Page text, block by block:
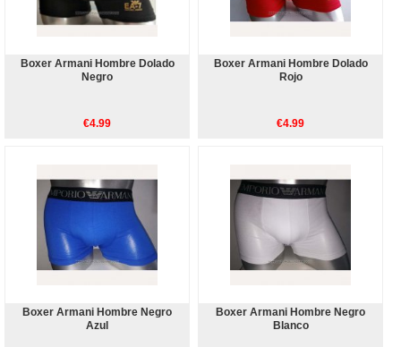
Boxer Armani Hombre Dolado
Negro
€4.99
Boxer Armani Hombre Dolado
Rojo
€4.99
Boxer Armani Hombre Negro
Azul
Boxer Armani Hombre Negro
Blanco